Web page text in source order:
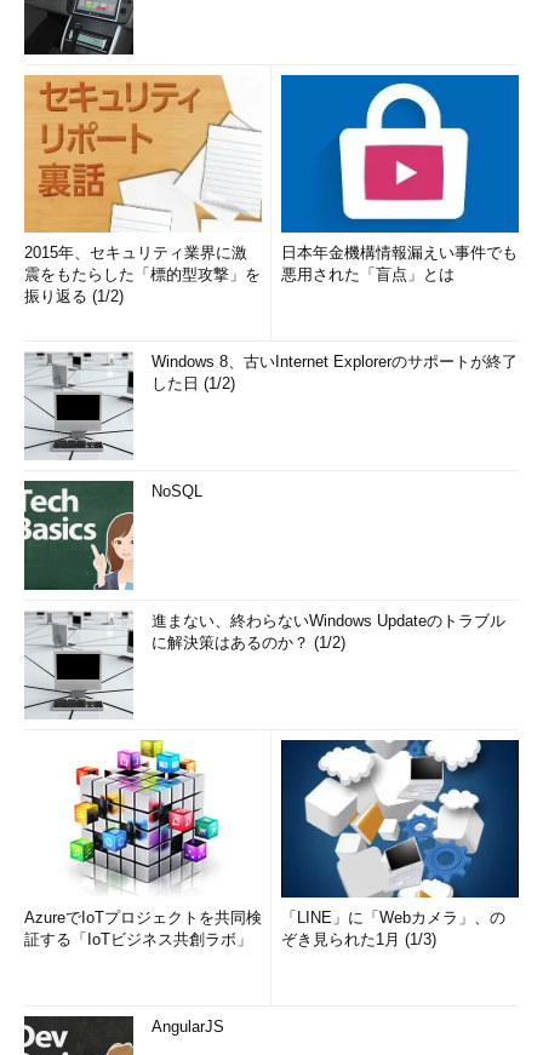
2015年、セキュリティ業界に激
震をもたらした「標的型攻撃」を
振り返る (1/2)
日本年金機構情報漏えい事件でも
悪用された「盲点」とは
Windows 8、古いInternet Explorerのサポートが終了
した日 (1/2)
NoSQL
進まない、終わらないWindows Updateのトラブル
に解決策はあるのか？ (1/2)
AzureでIoTプロジェクトを共同検
証する「IoTビジネス共創ラボ」
「LINE」に「Webカメラ」、の
ぞき見られた1月 (1/3)
AngularJS